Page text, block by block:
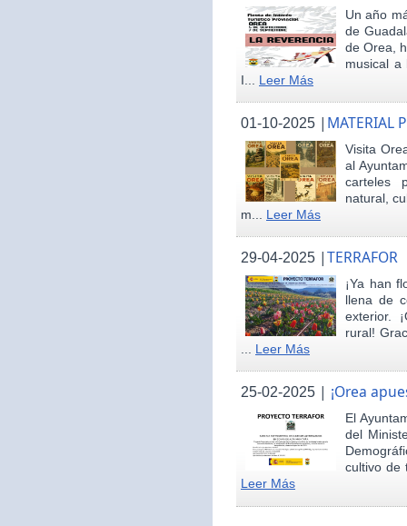
Un año
de
de Orea,
musical a
I... Leer Más
01-10-2025 | MATERIAL
Visita
al
carteles
natural,
m... Leer Más
29-04-2025 |TERRAFOR
¡Ya han
llena de
exterior.
rural!
... Leer Más
25-02-2025 | ¡Orea
El
del
cultivo de
Leer Más